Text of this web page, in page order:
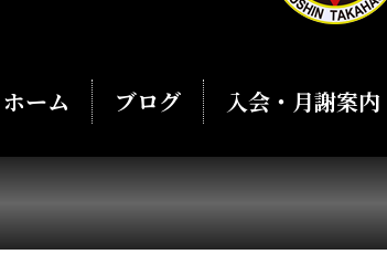
ホーム ブログ 入会・月謝案内